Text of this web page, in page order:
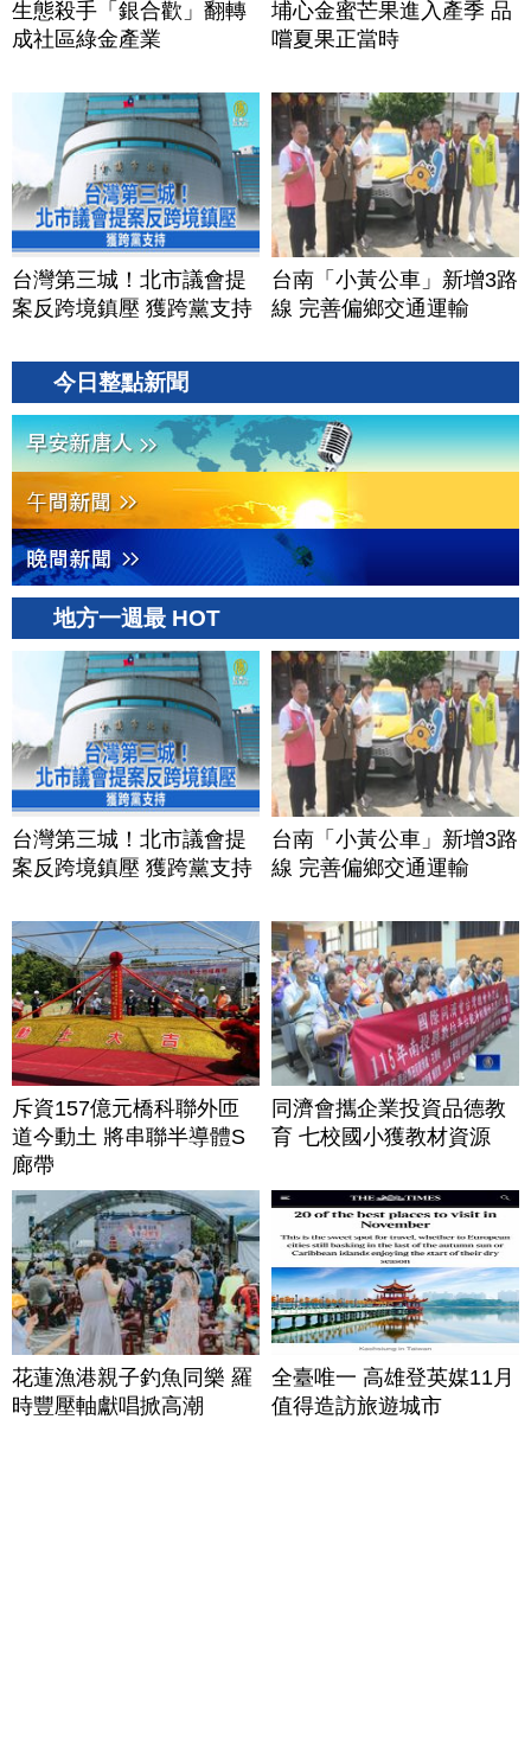
生態殺手「銀合歡」翻轉
成社區綠金產業
埔心金蜜芒果進入產季 品
嚐夏果正當時
台灣第三城！北市議會提
案反跨境鎮壓 獲跨黨支持
台南「小黃公車」新增3路
線 完善偏鄉交通運輸
今日整點新聞
地方一週最 HOT
台灣第三城！北市議會提
案反跨境鎮壓 獲跨黨支持
台南「小黃公車」新增3路
線 完善偏鄉交通運輸
斥資157億元橋科聯外匝
道今動土 將串聯半導體S
廊帶
同濟會攜企業投資品德教
育 七校國小獲教材資源
花蓮漁港親子釣魚同樂 羅
時豐壓軸獻唱掀高潮
全臺唯一 高雄登英媒11月
值得造訪旅遊城市